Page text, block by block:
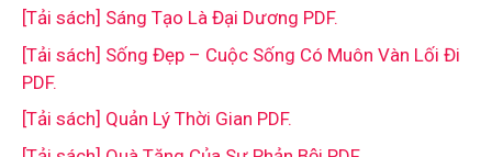
[Tải sách] Sáng Tạo Là Đại Dương PDF.
[Tải sách] Sống Đẹp – Cuộc Sống Có Muôn Vàn Lối Đi
PDF.
[Tải sách] Quản Lý Thời Gian PDF.